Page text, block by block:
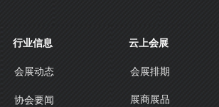
会展动态
协会要闻
行业信息
会展排期
展商展品
云上会展